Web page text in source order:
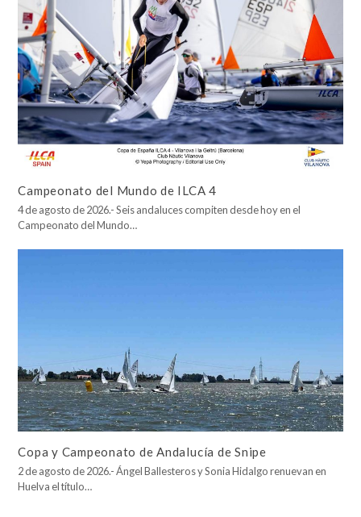
Campeonato del Mundo de ILCA 4
4 de agosto de 2026.- Seis andaluces compiten desde hoy en el
Campeonato del Mundo…
Copa y Campeonato de Andalucía de Snipe
2 de agosto de 2026.- Ángel Ballesteros y Sonia Hidalgo renuevan en
Huelva el título…